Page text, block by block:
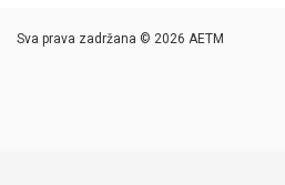
Sva prava zadržana © 2026 AETM